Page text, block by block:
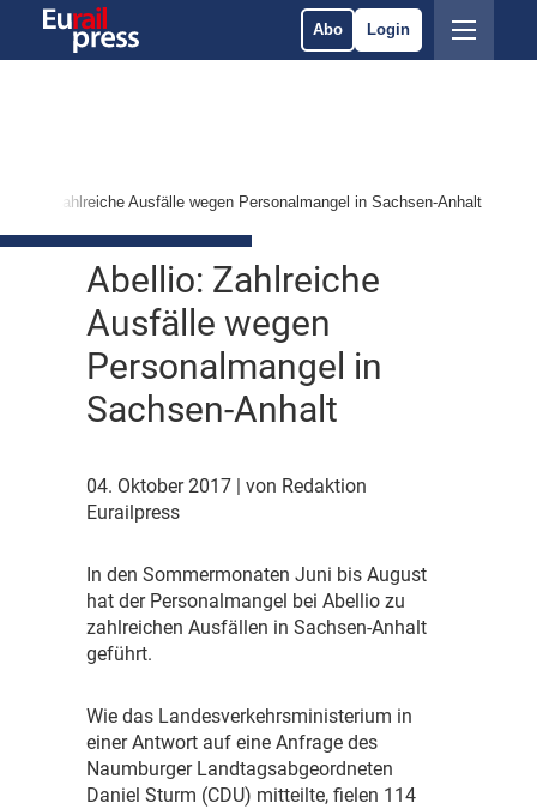
Abo Login
Zahlreiche Ausfälle wegen Personalmangel in Sachsen-Anhalt
Abellio: Zahlreiche
Ausfälle wegen
Personalmangel in
Sachsen-Anhalt
04. Oktober 2017
| von Redaktion
Eurailpress
n den Sommermonaten Juni bis August
hat der Personalmangel bei Abellio zu
zahlreichen Ausfällen in Sachsen-Anhalt
geführt.
Wie das Landesverkehrsministerium in
einer Antwort auf eine Anfrage des
Naumburger Landtagsabgeordneten
Daniel Sturm (CDU) mitteilte, fielen 114